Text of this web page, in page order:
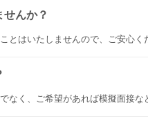
んか？
とはいたしませんので、ご安心く
なく、ご希望があれば模擬面接な